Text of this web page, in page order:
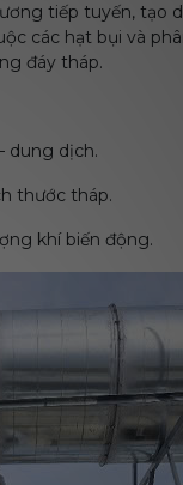
tiếp tuyến, tạo
các hạt bụi và
đáy tháp.
dung dịch.
thước tháp.
khí biến động.